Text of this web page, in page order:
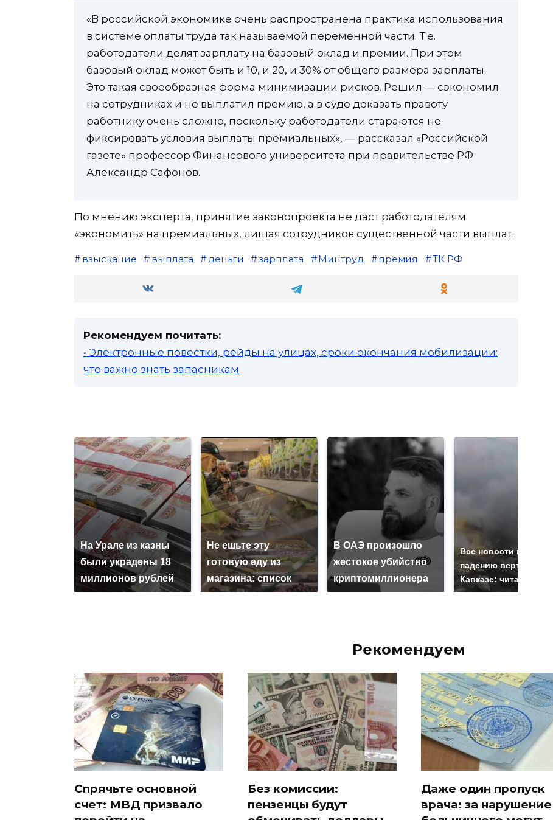
«В российской экономике очень распространена практика использования
в системе оплаты труда так называемой переменной части. Т.е.
работодатели делят зарплату на базовый оклад и премии. При этом
базовый оклад может быть и 10, и 20, и 30% от общего размера зарплаты.
Это такая своеобразная форма минимизации рисков. Решил — сэкономил
на сотрудниках и не выплатил премию, а в суде доказать правоту
работнику очень сложно, поскольку работодатели стараются не
фиксировать условия выплаты премиальных», — рассказал «Российской
газете» профессор Финансового университета при правительстве РФ
Александр Сафонов.
По мнению эксперта, принятие законопроекта не даст работодателям
«экономить» на премиальных, лишая сотрудников существенной части выплат.
взыскание выплата деньги зарплата Минтруд премия ТК РФ
Рекомендуем почитать:
• Электронные повестки, рейды на улицах, сроки окончания мобилизации:
что важно знать запасникам
На Урале из казны
были украдены 18
миллионов рублей
Не ешьте эту
готовую еду из
магазина: список
В ОАЭ произошло
жестокое убийство
криптомиллионера
Все новости по
падению вертолета на
Кавказе: читать здесь
Рекомендуем
Спрячьте основной
счет: МВД призвало
Без комиссии:
пензенцы будут
Даже один пропуск
врача: за нарушение